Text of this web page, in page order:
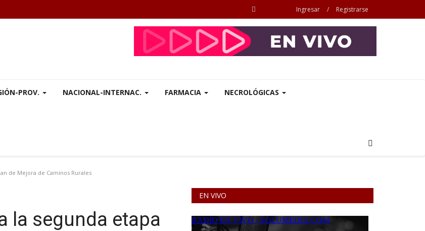
Ingresar / Registrarse
PROV. NACIONAL-INTERNAC. FARMACIA NECROLÓGICAS
de Mejora de Caminos Rurales
la segunda etapa
EN VIVO